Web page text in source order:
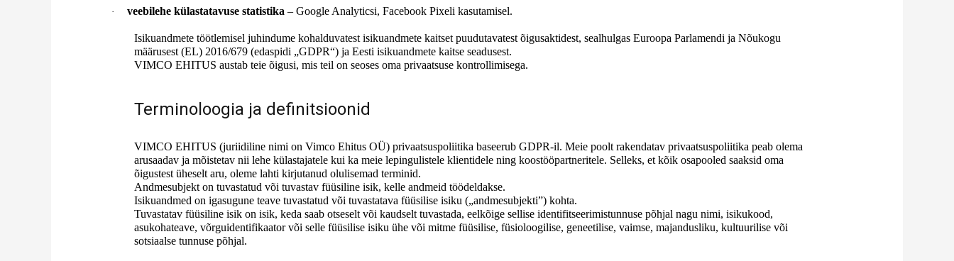
· veebilehe külastatavuse statistika – Google Analyticsi, Facebook Pixeli kasutamisel.
Isikuandmete töötlemisel juhindume kohalduvatest isikuandmete kaitset puudutavatest õigusaktidest, sealhulgas Euroopa Parlamendi ja Nõukogu
määrusest (EL) 2016/679 (edaspidi „GDPR“) ja Eesti isikuandmete kaitse seadusest.
VIMCO EHITUS austab teie õigusi, mis teil on seoses oma privaatsuse kontrollimisega.
Terminoloogia ja definitsioonid
VIMCO EHITUS (juriidiline nimi on Vimco Ehitus OÜ) privaatsuspoliitika baseerub GDPR-il. Meie poolt rakendatav privaatsuspoliitika peab olema
arusaadav ja mõistetav nii lehe külastajatele kui ka meie lepingulistele klientidele ning koostööpartneritele. Selleks, et kõik osapooled saaksid oma
õigustest üheselt aru, oleme lahti kirjutanud olulisemad terminid.
Andmesubjekt on tuvastatud või tuvastav füüsiline isik, kelle andmeid töödeldakse.
Isikuandmed on igasugune teave tuvastatud või tuvastatava füüsilise isiku („andmesubjekti”) kohta.
Tuvastatav füüsiline isik on isik, keda saab otseselt või kaudselt tuvastada, eelkõige sellise identifitseerimistunnuse põhjal nagu nimi, isikukood,
asukohateave, võrguidentifikaator või selle füüsilise isiku ühe või mitme füüsilise, füsioloogilise, geneetilise, vaimse, majandusliku, kultuurilise või
sotsiaalse tunnuse põhjal.